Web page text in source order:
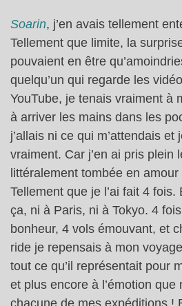
Soarin, j’en avais tellement
Tellement que limite, la
pouvaient en être
quelqu’un qui regarde les
YouTube, je tenais vraiment à
à arriver les mains dans les
j’allais ni ce qui m’attendais et
vraiment. Car j’en ai pris plein
littéralement tombée en
Tellement que je l’ai fait 4 fois.
ça, ni à Paris, ni à Tokyo. 4
bonheur, 4 vols émouvant, et
ride je repensais à mon
tout ce qu’il représentait pour
et plus encore à l’émotion que